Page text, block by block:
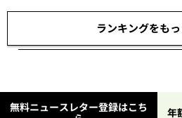
ランキングをも
無料ニュースレター登録はこち
年